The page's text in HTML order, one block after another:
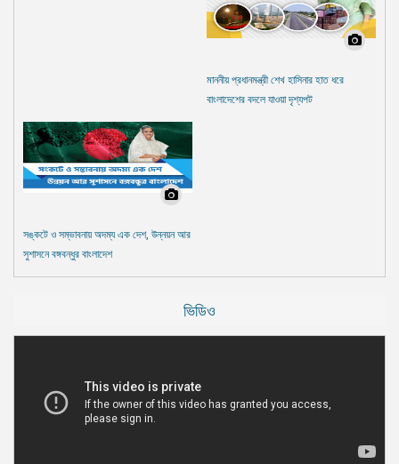
মাননীয় প্রধানমন্ত্রী শেখ হাসিনার হাত ধরে
বাংলাদেশের বদলে যাওয়া দৃশ্যপট
সঙ্কটে ও সম্ভাবনায় অদম্য এক দেশ, উন্নয়ন আর
সুশাসনে বঙ্গবন্ধুর বাংলাদেশ
ভিডিও